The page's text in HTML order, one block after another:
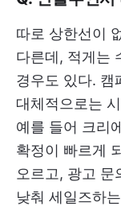
따로 상한선이
다른데, 적게는
경우도 있다. 캠
대체적으로는
예를 들어 크리
확정이 빠르게
오르고, 광고
낮춰 세일즈하